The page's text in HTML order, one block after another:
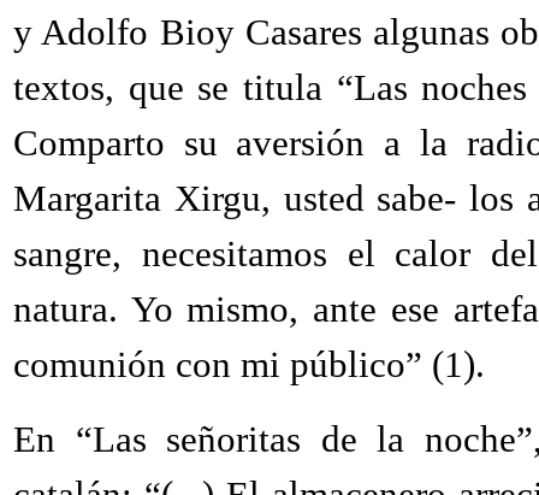
y Adolfo Bioy Casares algunas
textos, que se titula “Las
Comparto su aversión a la
Margarita Xirgu, usted sabe- los
sangre, necesitamos el calor
natura. Yo mismo, ante ese
comunión con mi público” (1).
En “Las señoritas de la